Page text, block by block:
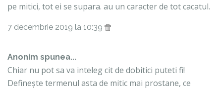
pe mitici, tot ei se supara. au un caracter de tot cacatul.
7 decembrie 2019 la 10:39
Anonim spunea...
Chiar nu pot sa va inteleg cit de dobitici puteti fi!
Definește termenul asta de mitic mai prostane, ce